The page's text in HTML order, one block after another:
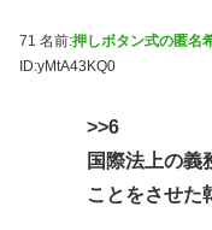
71 名前:押しボタン式の匿名
ID:yMtA43KQ0
>>6
国際法上の義
ことをさせた